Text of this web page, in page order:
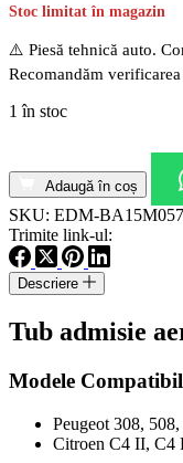
Stoc limitat în magazin
⚠️ Piesă tehnică auto.
Recomandăm
1 în stoc
Tub
admisie
aer
Peugeot
308
1.6
HDi
CP
cod
9H05
piesa
9683725080
Adaugă în coș
SKU: EDM-
Trimite link-ul:
Descriere
Tub admisie
Modele
Peugeot 308,
Citroen C4 II, C4